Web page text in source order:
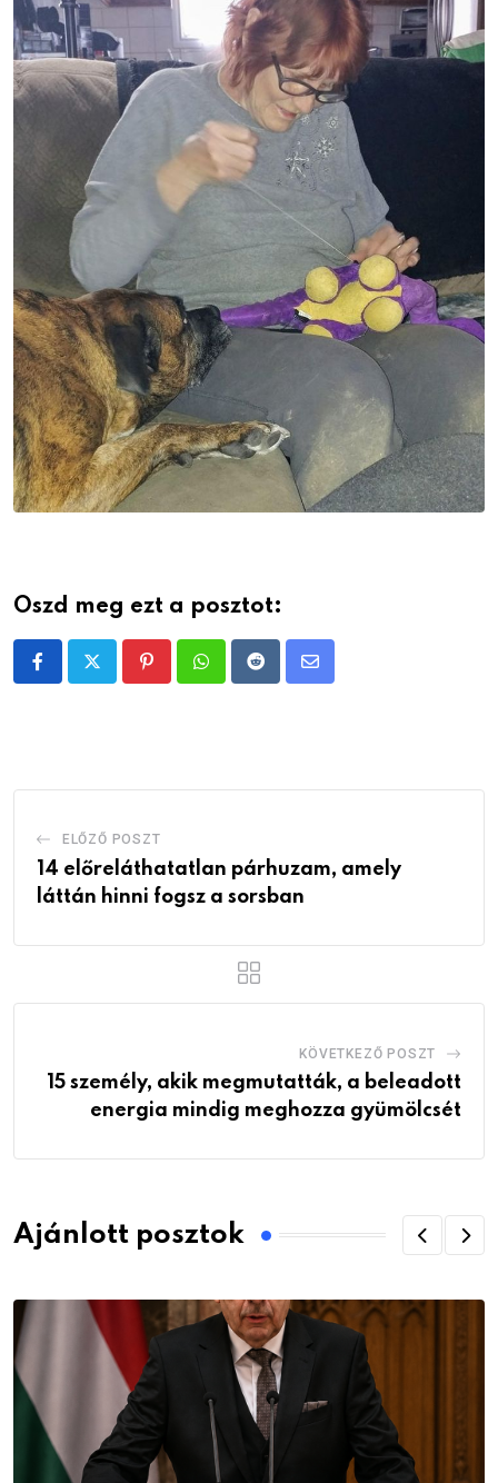
Oszd meg ezt a posztot:
PinterestWhatsappRedditShare
ELŐZŐ POSZT
14 előreláthatatlan párhuzam, amely
láttán hinni fogsz a sorsban
KÖVETKEZŐ POSZT
15 személy, akik megmutatták, a beleadott
energia mindig meghozza gyümölcsét
Ajánlott posztok